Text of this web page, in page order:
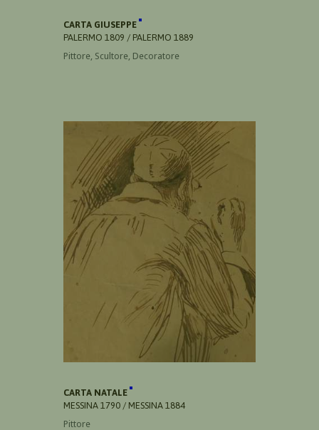
CARTA GIUSEPPE
PALERMO 1809 / PALERMO 1889
Pittore, Scultore, Decoratore
CARTA NATALE
MESSINA 1790 / MESSINA 1884
Pittore